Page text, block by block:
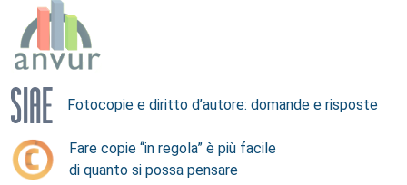
Fotocopie e diritto d’autore: domande e risposte
Fare copie “in regola” è più facile
di quanto si possa pensare